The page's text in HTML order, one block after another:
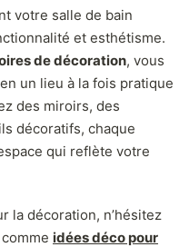
votre salle de bain
et esthétisme.
de décoration, vous
un lieu à la fois pratique
des miroirs, des
décoratifs, chaque
qui reflète votre
la décoration, n’hésitez
idées déco pour